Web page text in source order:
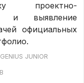
проектно-
и выявление
официальных
JUNIOR